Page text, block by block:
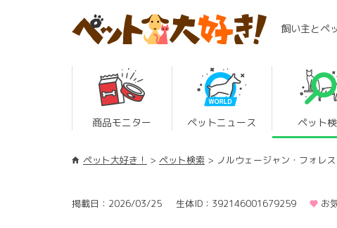
飼い主とペ
商品モニター ペットニュース ペット
ペット大好き！ ペット検索 ノルウェージャン・フォレ
掲載日：2026/03/25 生体ID：392146001679259 お